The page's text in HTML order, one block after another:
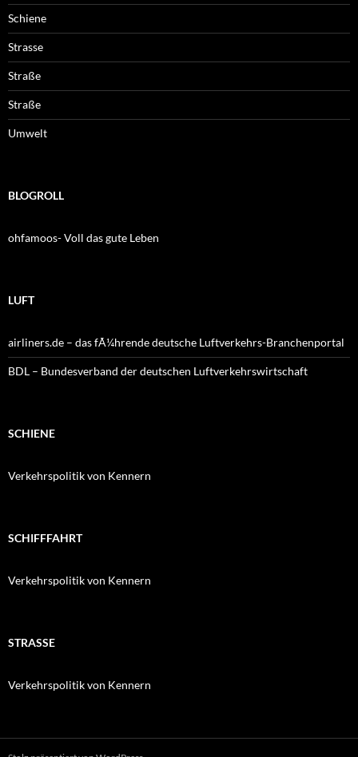
Schiene
Strasse
Straße
Straße
Umwelt
BLOGROLL
ohfamoos- Voll das gute Leben
LUFT
airliners.de – das fÃ¼hrende deutsche Luftverkehrs-Branchenportal
BDL – Bundesverband der deutschen Luftverkehrswirtschaft
SCHIENE
Verkehrspolitik von Kennern
SCHIFFFAHRT
Verkehrspolitik von Kennern
STRASSE
Verkehrspolitik von Kennern